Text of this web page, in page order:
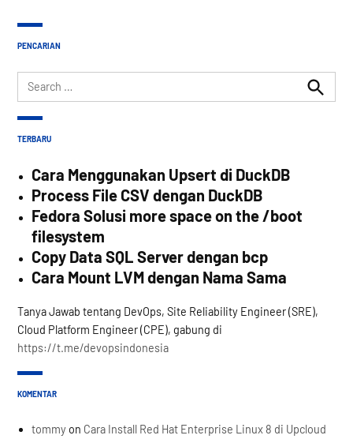
PENCARIAN
Search
for:
Search
TERBARU
Cara Menggunakan Upsert di DuckDB
Process File CSV dengan DuckDB
Fedora Solusi more space on the /boot
filesystem
Copy Data SQL Server dengan bcp
Cara Mount LVM dengan Nama Sama
Tanya Jawab tentang DevOps, Site Reliability Engineer (SRE),
Cloud Platform Engineer (CPE), gabung di
https://t.me/devopsindonesia
KOMENTAR
tommy on Cara Install Red Hat Enterprise Linux 8 di Upcloud